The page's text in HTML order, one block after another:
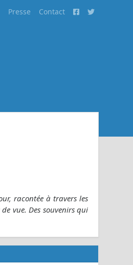
Presse Contact
racontée à travers les
vue. Des souvenirs qui